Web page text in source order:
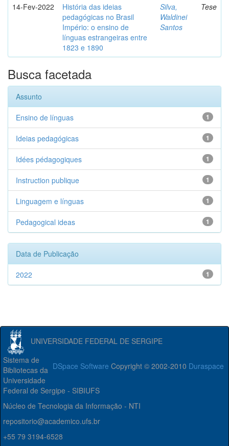
14-Fev-2022
História das ideias
pedagógicas no Brasil
Império: o ensino de
línguas estrangeiras entre
1823 e 1890
Silva,
Waldinei
Santos
Tese
Busca facetada
Assunto
1
Ensino de línguas
1
Ideias pedagógicas
1
Idées pédagogiques
1
Instruction publique
1
Linguagem e línguas
1
Pedagogical ideas
Data de Publicação
1
2022
UNIVERSIDADE FEDERAL DE SERGIPE
DSpace Software Copyright © 2002-2010 Duraspace
Sistema de
Bibliotecas da
Universidade
Federal de Sergipe - SIBIUFS
Núcleo de Tecnologia da Informação - NTI
repositorio@academico.ufs.br
+55 79 3194-6528